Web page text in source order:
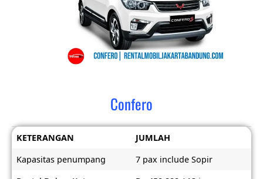
Confero
KETERANGAN
JUMLAH
Kapasitas penumpang
7 pax include Sopir